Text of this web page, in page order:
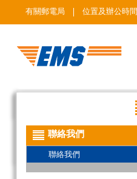
有關郵電局 位置及辦公時間
聯絡我們
聯絡我們